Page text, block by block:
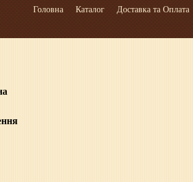
Головна Каталог Доставка та Оплата